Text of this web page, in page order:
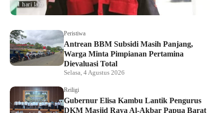
1 hari lalu
Peristiwa
Antrean BBM Subsidi Masih Panjang,
Warga Minta Pimpianan Pertamina
Dievaluasi Total
Selasa, 4 Agustus 2026
Reiligi
Gubernur Elisa Kambu Lantik Pengurus
DKM Masjid Raya Al-Akbar Papua Barat